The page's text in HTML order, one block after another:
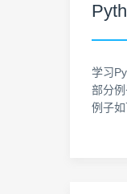
学习
部分
例子